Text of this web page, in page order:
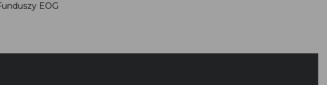
Funduszy EOG